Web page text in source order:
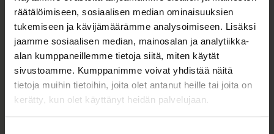
räätälöimiseen, sosiaalisen median ominaisuuksien
tukemiseen ja kävijämäärämme analysoimiseen. Lisäksi
jaamme sosiaalisen median, mainosalan ja analytiikka-
alan kumppaneillemme tietoja siitä, miten käytät
sivustoamme. Kumppanimme voivat yhdistää näitä
tietoja muihin tietoihin, joita olet antanut heille tai joita on
kerätty, kun olet käyttänyt heidän palvelujaan.